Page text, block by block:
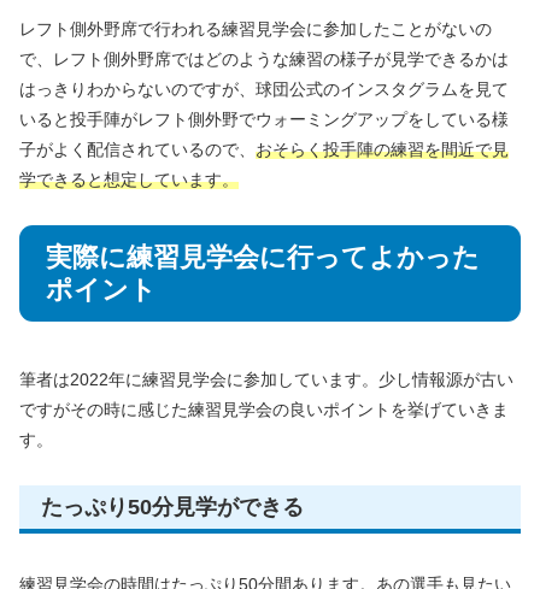
レフト側外野席で行われる練習見学会に参加したことがないの
で、レフト側外野席ではどのような練習の様子が見学できるかは
はっきりわからないのですが、球団公式のインスタグラムを見て
いると投手陣がレフト側外野でウォーミングアップをしている様
子がよく配信されているので、 おそらく投手陣の練習を間近で見
学できると想定しています。
実際に練習見学会に行ってよかった
ポイント
筆者は2022年に練習見学会に参加しています。少し情報源が古い
ですがその時に感じた練習見学会の良いポイントを挙げていきま
す。
たっぷり50分見学ができる
練習見学会の時間はたっぷり50分間あります。あの選手も見たい